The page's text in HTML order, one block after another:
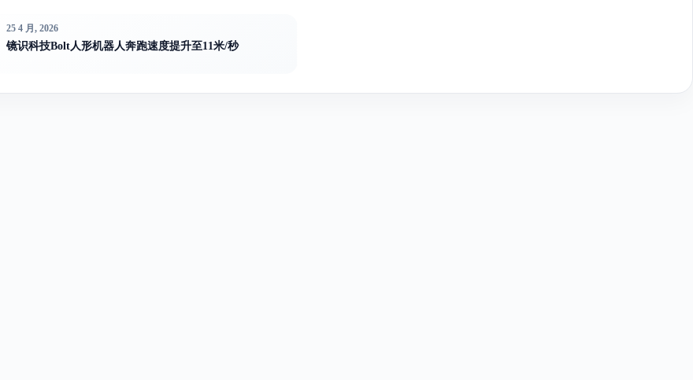
25 4 月, 2026
镜识科技Bolt人形机器人奔跑速度提升至11米/秒